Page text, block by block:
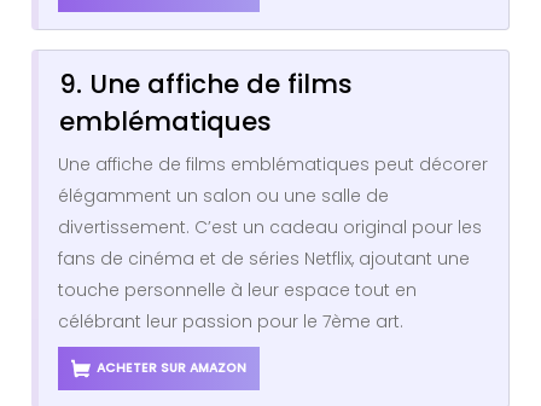
9. Une affiche de films
emblématiques
Une affiche de films emblématiques peut décorer
élégamment un salon ou une salle de
divertissement. C’est un cadeau original pour les
fans de cinéma et de séries Netflix, ajoutant une
touche personnelle à leur espace tout en
célébrant leur passion pour le 7ème art.
ACHETER SUR AMAZON